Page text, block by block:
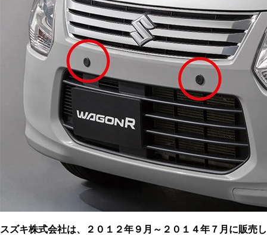
スズキ株式会社は、２０１２年９月～２０１４年７月に販売し